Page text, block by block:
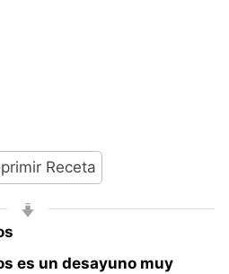
Receta
es un desayuno muy